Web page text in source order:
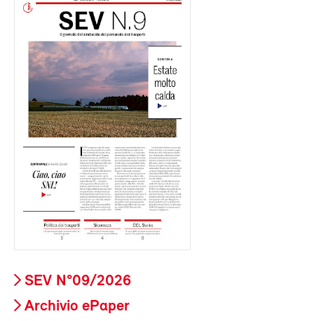
SEV N°09/2026
Archivio ePaper